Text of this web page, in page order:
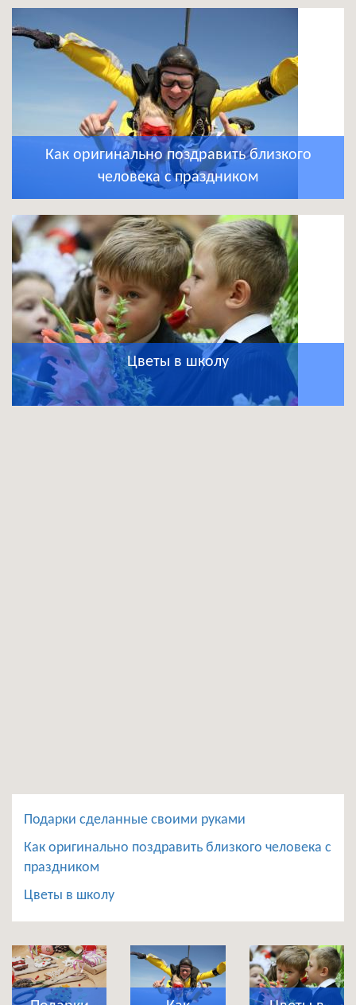
Как оригинально поздравить близкого
человека с праздником
Цветы в школу
Подарки сделанные своими руками
Как оригинально поздравить близкого человека с
праздником
Цветы в школу